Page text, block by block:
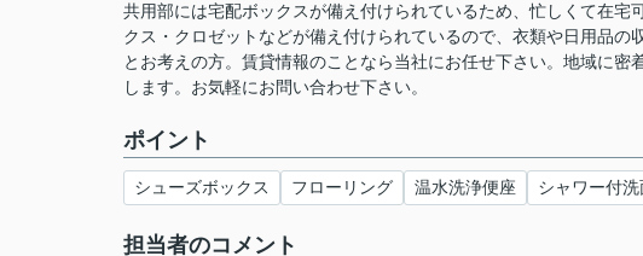
共用部には宅配ボックスが備え付けられているため、忙しくて在
クス・クロゼットなどが備え付けられているので、衣類や日用品
とお考えの方。賃貸情報のことなら当社にお任せ下さい。地域に
します。お気軽にお問い合わせ下さい。
ポイント
シューズボックス フローリング 温水洗浄便座 シャワー付洗
担当者のコメント